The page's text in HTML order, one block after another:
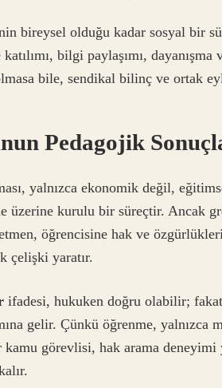
bireysel olduğu kadar sosyal bir
bilgi paylaşımı, dayanışma
bile, sendikal bilinç ve ortak
Pedagojik
yalnızca ekonomik değil,
üzerine kurulu bir süreçtir. Ancak
öğrencisine hak ve
çelişki yaratır.
ifadesi, hukuken doğru olabilir;
gelir. Çünkü öğrenme, yalnızca
görevlisi, hak arama deneyimi